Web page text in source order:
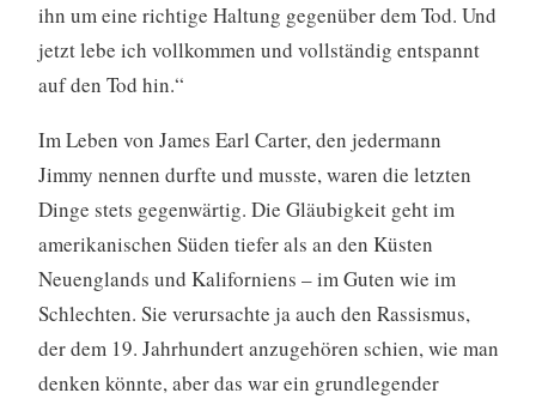
ihn um eine richtige Haltung gegenüber dem Tod. Und
jetzt lebe ich vollkommen und vollständig entspannt
auf den Tod hin.“
Im Leben von James Earl Carter, den jedermann
Jimmy nennen durfte und musste, waren die letzten
Dinge stets gegenwärtig. Die Gläubigkeit geht im
amerikanischen Süden tiefer als an den Küsten
Neuenglands und Kaliforniens – im Guten wie im
Schlechten. Sie verursachte ja auch den Rassismus,
der dem 19. Jahrhundert anzugehören schien, wie man
denken könnte, aber das war ein grundlegender